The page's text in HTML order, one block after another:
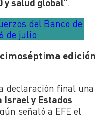
y salud global”.
del Banco de
de julio
edición
declaración final una
Israel y Estados
señaló a EFE el